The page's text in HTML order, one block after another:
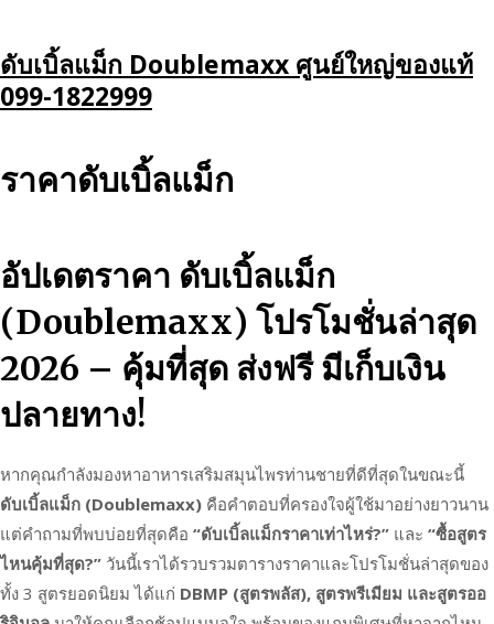
to
content
ดับเบิ้ลแม็ก Doublemaxx ศูนย์ใหญ่ของแท้
099-1822999
ราคาดับเบิ้ลแม็ก
อัปเดตราคา ดับเบิ้ลแม็ก
(Doublemaxx) โปรโมชั่นล่าสุด
2026 – คุ้มที่สุด ส่งฟรี มีเก็บเงิน
ปลายทาง!
หากคุณกำลังมองหาอาหารเสริมสมุนไพรท่านชายที่ดีที่สุดในขณะนี้
ดับเบิ้ลแม็ก (Doublemaxx) คือคำตอบที่ครองใจผู้ใช้มาอย่างยาวนาน
แต่คำถามที่พบบ่อยที่สุดคือ “ดับเบิ้ลแม็กราคาเท่าไหร่?” และ “ซื้อสูตร
ไหนคุ้มที่สุด?” วันนี้เราได้รวบรวมตารางราคาและโปรโมชั่นล่าสุดของ
ทั้ง 3 สูตรยอดนิยม ได้แก่ DBMP (สูตรพลัส), สูตรพรีเมียม และสูตรออ